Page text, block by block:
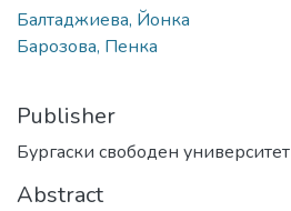
Балтаджиева, Йонка
Барозова, Пенка
Publisher
Бургаски свободен университет
Abstract